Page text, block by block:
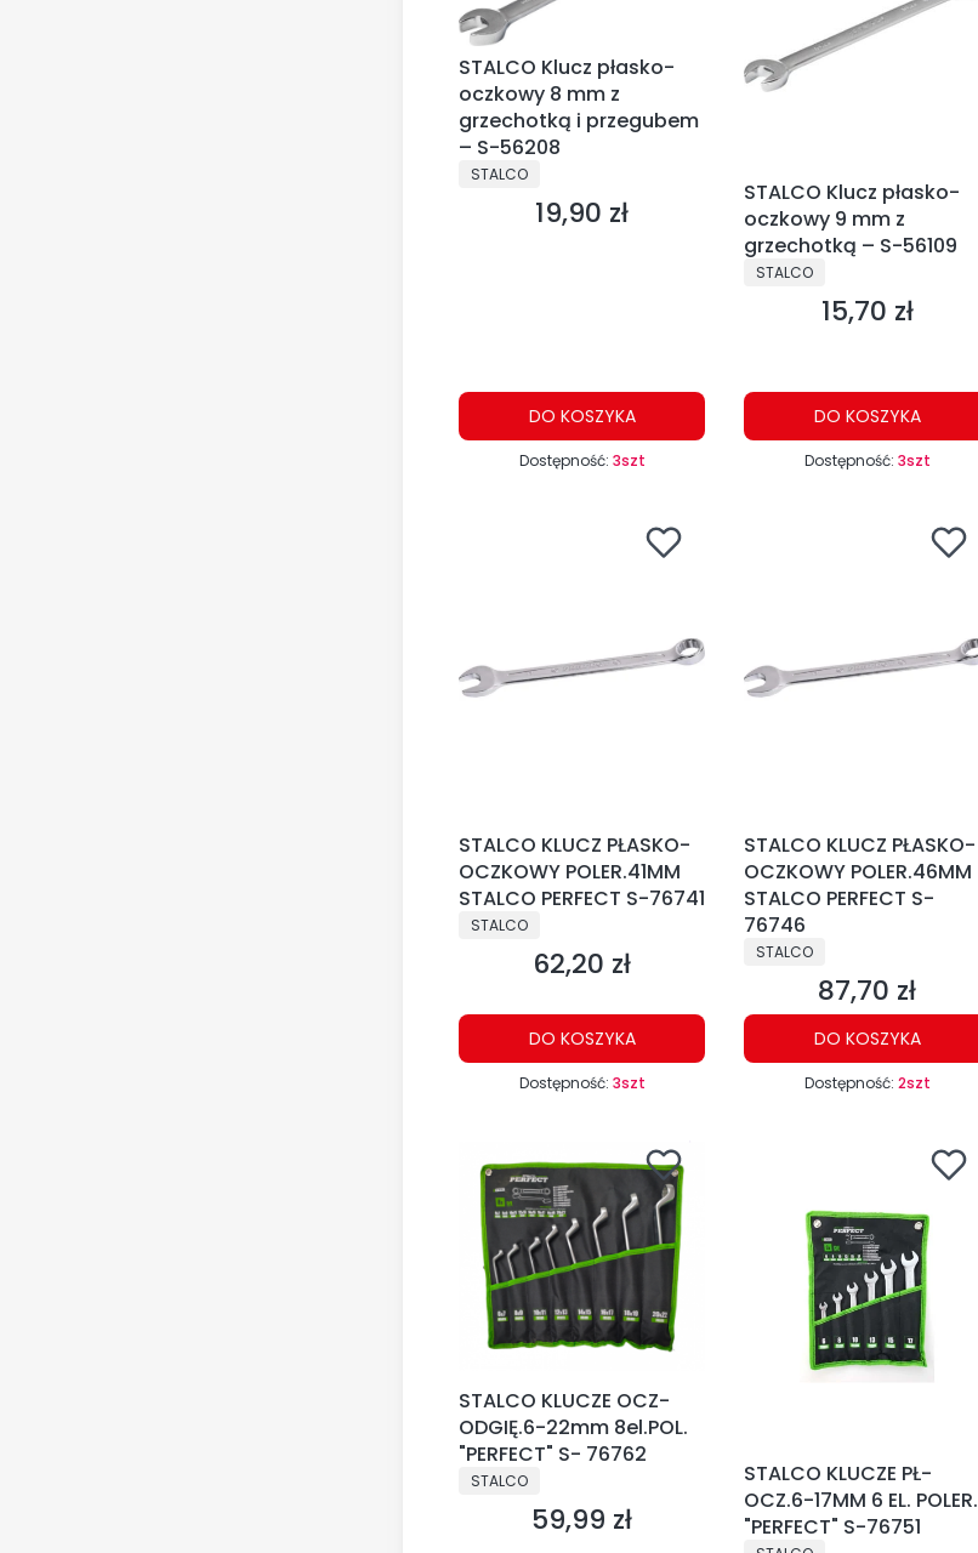
STALCO Klucz płasko-
oczkowy 8 mm z
grzechotką i przegubem
– S-56208
PRODUCENT
STALCO
Cena
19,90 zł
DO KOSZYKA
Dostępność: 3szt
STALCO Klucz płasko-
oczkowy 9 mm z
grzechotką – S-56109
PRODUCENT
STALCO
Cena
15,70 zł
DO KOSZYKA
Dostępność: 3szt
STALCO KLUCZ PŁASKO-
OCZKOWY POLER.41MM
STALCO PERFECT S-76741
PRODUCENT
STALCO
Cena
62,20 zł
DO KOSZYKA
Dostępność: 3szt
STALCO KLUCZ PŁASKO-
OCZKOWY POLER.46MM
STALCO PERFECT S-
76746
PRODUCENT
STALCO
Cena
87,70 zł
DO KOSZYKA
Dostępność: 2szt
STALCO KLUCZE OCZ-
ODGIĘ.6-22mm 8el.POL.
"PERFECT" S- 76762
PRODUCENT
STALCO
Cena
59,99 zł
STALCO KLUCZE PŁ-
OCZ.6-17MM 6 EL. POLER.
"PERFECT" S-76751